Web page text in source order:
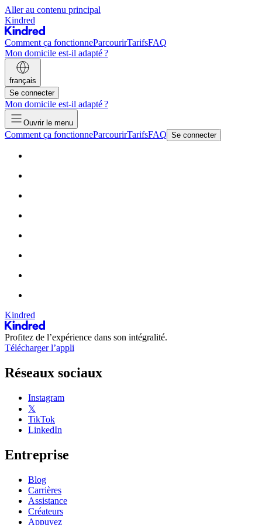
Aller au contenu principal
Kindred
Comment ça fonctionneParcourirTarifsFAQ
Mon domicile est-il adapté ?
français
Se connecter
Mon domicile est-il adapté ?
Ouvrir le menu
Comment ça fonctionneParcourirTarifsFAQ Se connecter
Kindred
Profitez de l’expérience dans son intégralité.
Télécharger l’appli
Réseaux sociaux
Instagram
𝕏
TikTok
LinkedIn
Entreprise
Blog
Carrières
Assistance
Créateurs
Appuyez